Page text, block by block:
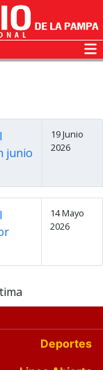
junio
19 Junio
2026
14 Mayo
2026
Deportes